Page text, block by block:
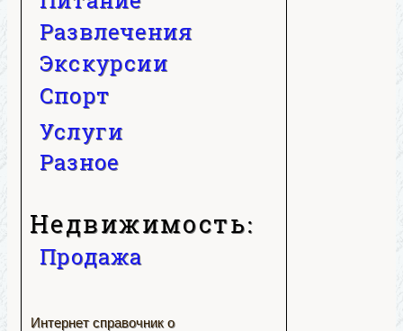
Развлечения
Экскурсии
Спорт
Услуги
Разное
Недвижимость:
Продажа
Интернет справочник о